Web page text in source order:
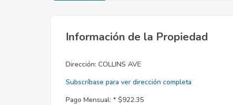
Información de la Propiedad
Dirección: COLLINS AVE
Subscríbase para ver dirección completa
Pago Mensual: * $922.35